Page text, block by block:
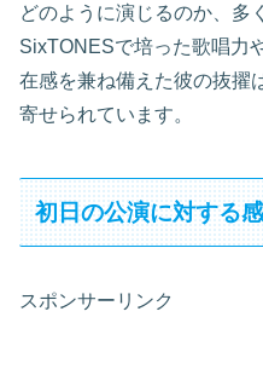
どのように演じるのか、多
SixTONESで培った歌唱力
在感を兼ね備えた彼の抜擢
寄せられています。
初日の公演に対する
スポンサーリンク